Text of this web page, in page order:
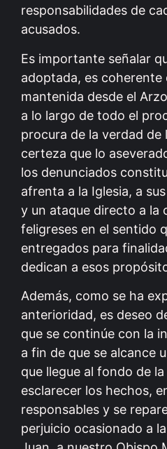
responsabilidades de
acusados.
Es importante señalar
adoptada, es coherente
mantenida desde el
a lo largo de todo el
procura de la verdad
certeza que lo
los denunciados
afrenta a la Iglesia, a
y un ataque directo a la
feligreses en el sentido
entregados para
dedican a esos
Además, como se ha
anterioridad, es deseo
que se continúe con la
a fin de que se alcance
que llegue al fondo de
esclarecer los hechos,
responsables y se
perjuicio ocasionado a